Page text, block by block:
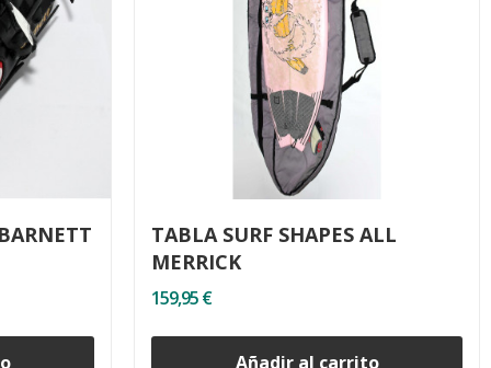
TABLA SURF SHAPES ALL
MERRICK
159,95 €
Añadir al carrito